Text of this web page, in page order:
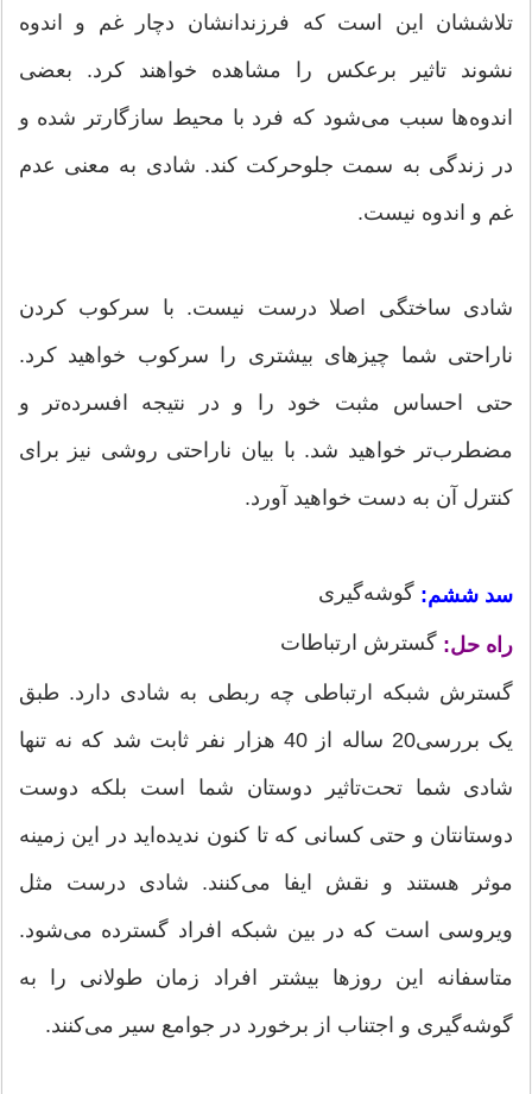
تلاششان این است که فرزندانشان دچار غم و اندوه
نشوند تاثیر برعکس را مشاهده خواهند کرد. بعضی
اندوه‌ها سبب می‌شود که فرد با محیط سازگارتر شده و
در زندگی به سمت جلوحرکت کند. شادی به معنی عدم
غم و اندوه نیست.
شادی ساختگی اصلا درست نیست. با سرکوب کردن
ناراحتی شما چیزهای بیشتری را سرکوب خواهید کرد.
حتی احساس مثبت خود را و در نتیجه افسرده‌تر و
مضطرب‌تر خواهید شد. با بیان ناراحتی روشی نیز برای
کنترل آن به دست خواهید آورد.
سد ششم: گوشه‌گیری
راه حل: گسترش ارتباطات
گسترش شبکه ارتباطی چه ربطی به شادی دارد. طبق
یک بررسی20 ساله از 40 هزار نفر ثابت شد که نه تنها
شادی شما تحت‌تاثیر دوستان شما است بلکه دوست
دوستانتان و حتی کسانی که تا کنون ندیده‌اید در این زمینه
موثر هستند و نقش ایفا می‌کنند. شادی درست مثل
ویروسی است که در بین شبکه افراد گسترده می‌شود.
متاسفانه این روزها بیشتر افراد زمان طولانی را به
گوشه‌گیری و اجتناب از برخورد در جوامع سیر می‌کنند.